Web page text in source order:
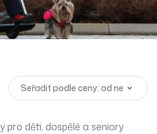
pro děti, dospělé a seniory